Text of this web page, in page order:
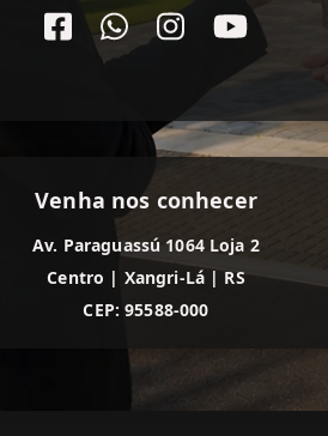
Venha nos conhecer
Av. Paraguassú 1064 Loja 2
Centro | Xangri-Lá | RS
CEP: 95588-000